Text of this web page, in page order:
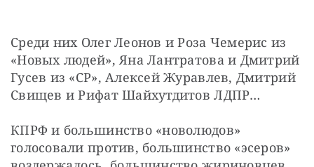
Среди них Олег Леонов и Роза Чемерис из
«Новых людей», Яна Лантратова и Дмитрий
Гусев из «СР», Алексей Журавлев, Дмитрий
Свищев и Рифат Шайхутдитов ЛДПР…
КПРФ и большинство «новолюдов»
голосовали против, большинство «эсеров»